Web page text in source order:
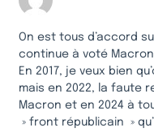
On est tous d’accord
continue à voté
En 2017, je veux bien
mais en 2022, la faute
Macron et en 2024 à
» front républicain »